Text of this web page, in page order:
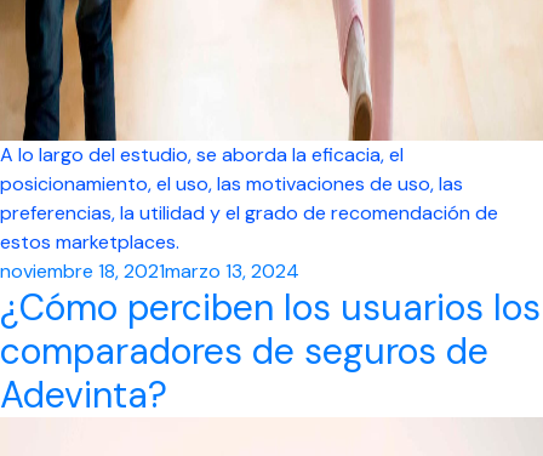
A lo largo del estudio, se aborda la eficacia, el
posicionamiento, el uso, las motivaciones de uso, las
preferencias, la utilidad y el grado de recomendación de
estos marketplaces.
Posted
on
noviembre 18, 2021marzo 13, 2024
¿Cómo perciben los usuarios los
comparadores de seguros de
Adevinta?